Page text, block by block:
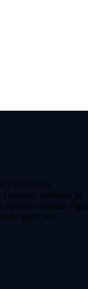
l'adresse du
l'adresse, indiquez le
intuitive comme l'app
de gérer vos